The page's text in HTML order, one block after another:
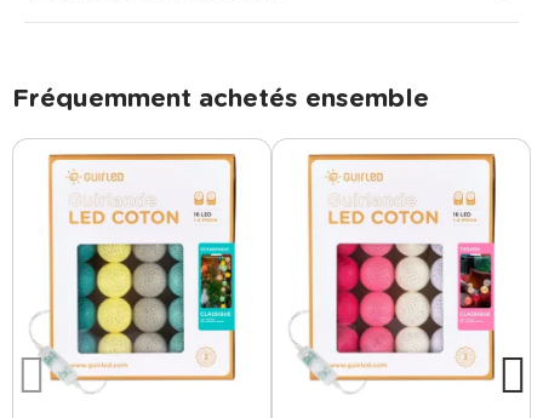
Fréquemment achetés ensemble